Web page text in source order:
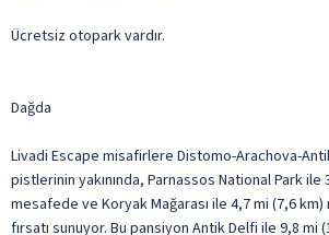
Ücretsiz otopark vardır.
Dağda
Livadi Escape misafirlere Distomo-Arachova-
pistlerinin yakınında, Parnassos National Park ile
mesafede ve Koryak Mağarası ile 4,7 mi (7,6
fırsatı sunuyor. Bu pansiyon Antik Delfi ile 9,8 mi